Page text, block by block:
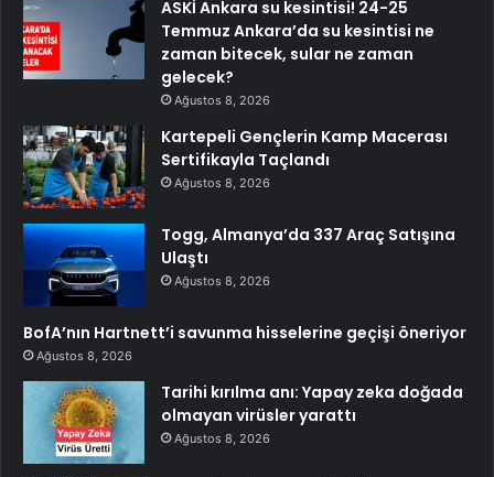
ASKİ Ankara su kesintisi! 24-25
Temmuz Ankara’da su kesintisi ne
zaman bitecek, sular ne zaman
gelecek?
Ağustos 8, 2026
Kartepeli Gençlerin Kamp Macerası
Sertifikayla Taçlandı
Ağustos 8, 2026
Togg, Almanya’da 337 Araç Satışına
Ulaştı
Ağustos 8, 2026
BofA’nın Hartnett’i savunma hisselerine geçişi öneriyor
Ağustos 8, 2026
Tarihi kırılma anı: Yapay zeka doğada
olmayan virüsler yarattı
Ağustos 8, 2026